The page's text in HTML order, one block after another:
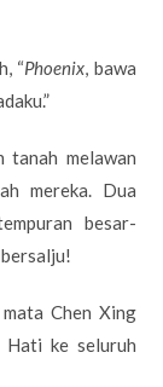
“Phoenix, bawa
tanah melawan
mereka. Dua
besar-
Chen Xing
Hati ke seluruh